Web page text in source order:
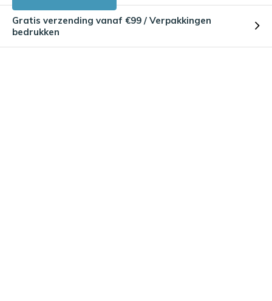
Gratis verzending vanaf €99 / Verpakkingen
bedrukken